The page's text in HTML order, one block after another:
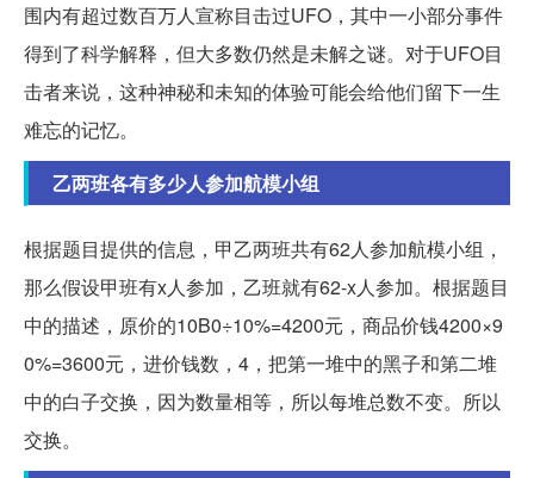
围内有超过数百万人宣称目击过UFO，其中一小部分事件
得到了科学解释，但大多数仍然是未解之谜。对于UFO目
击者来说，这种神秘和未知的体验可能会给他们留下一生
难忘的记忆。
乙两班各有多少人参加航模小组
根据题目提供的信息，甲乙两班共有62人参加航模小组，
那么假设甲班有x人参加，乙班就有62-x人参加。根据题目
中的描述，原价的10B0÷10%=4200元，商品价钱4200×9
0%=3600元，进价钱数，4，把第一堆中的黑子和第二堆
中的白子交换，因为数量相等，所以每堆总数不变。所以
交换。